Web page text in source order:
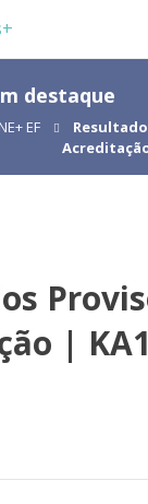
destaque
EF
|